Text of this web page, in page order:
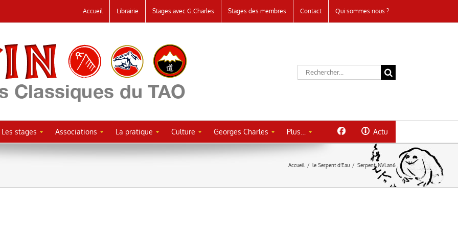
Accueil Librairie Stages avec G.Charles Stages des membres Contact Qui sommes nous ?
Rechercher:
Les stages Associations La pratique Culture Georges Charles Plus… Actu
Accueil / le Serpent d’Eau / Serpent_NVLan6